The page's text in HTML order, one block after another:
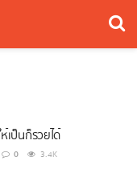
เป็นก็รวยได้
0 3.4K